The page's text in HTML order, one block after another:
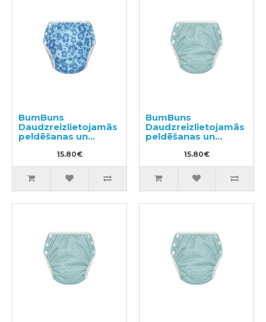
BumBuns
Daudzreizlietojamās
peldēšanas un
podiņmācību
autiņbiksīte L 14–
20kg
15.80€
BumBuns
Daudzreizlietojamās
peldēšanas un
podiņmācību
autiņbiksīte S 8–11kg
15.80€